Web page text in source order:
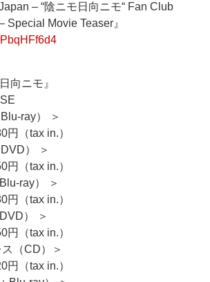
– “陰ニモ日向ニモ“ Fan Club
Special Movie Teaser』
向ニモ』
ray） ＞
円（tax in.）
） ＞
円（tax in.）
ray） ＞
円（tax in.）
） ＞
円（tax in.）
（CD）＞
円（tax in.）